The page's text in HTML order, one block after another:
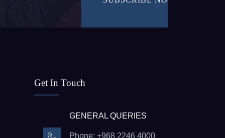
Get In Touch
GENERAL QUERIES
Phone: +968 2246 4000